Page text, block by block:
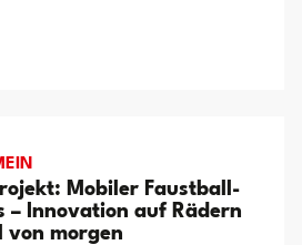
Talent zur
Entwicklungsweg
die sie auf diesem Weg
REIDEN: LIVIA STERNBAUERS
Mobiler Faustball-
– Innovation auf Rädern
von morgen